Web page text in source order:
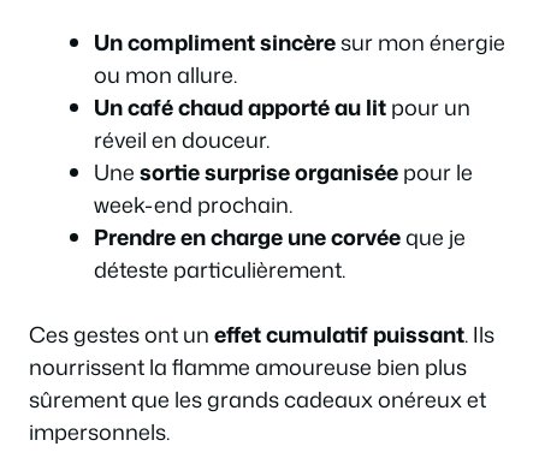
Un compliment sincèresur mon énergie
ou mon allure.
Un café chaud apporté au litpour un
réveil en douceur.
Unesortie surprise organiséepour le
week-end prochain.
Prendre en charge une corvéeque je
déteste particulièrement.
Ces gestes ont uneffet cumulatif puissant. Ils
nourrissent la flamme amoureuse bien plus
sûrement que les grands cadeaux onéreux et
impersonnels.